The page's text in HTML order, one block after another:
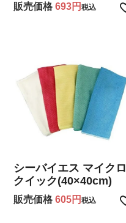
販売価格 693 税込
シーバイエス マイクロ
クイック(40×40cm)
販売価格 605 税込